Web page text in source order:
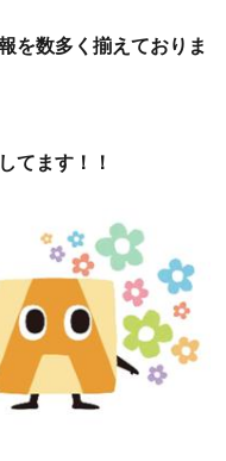
を数多く揃えておりま
てます！！